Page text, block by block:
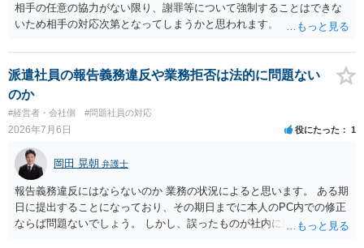
相手の任意の協力がない限り、謝罪等について強制することはできな
いため相手の対応次第となってしまうかと思われます。
派遣社員の報告義務違反や業務拒否は法的に問題ない
のか
#経営者・会社側 #問題社員の対応
2026年7月6日 役にたった 1
岡田 晃朝 弁護士
報告義務違反にはならないのか 業務の状況によると思います。 ある期
日に提出することになっており、その期日までに本人のPC内での修正
ならば問題ないでしょう。 しかし、誤ったものが社内に廻っており、